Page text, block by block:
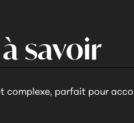
savoir
complexe, parfait pour